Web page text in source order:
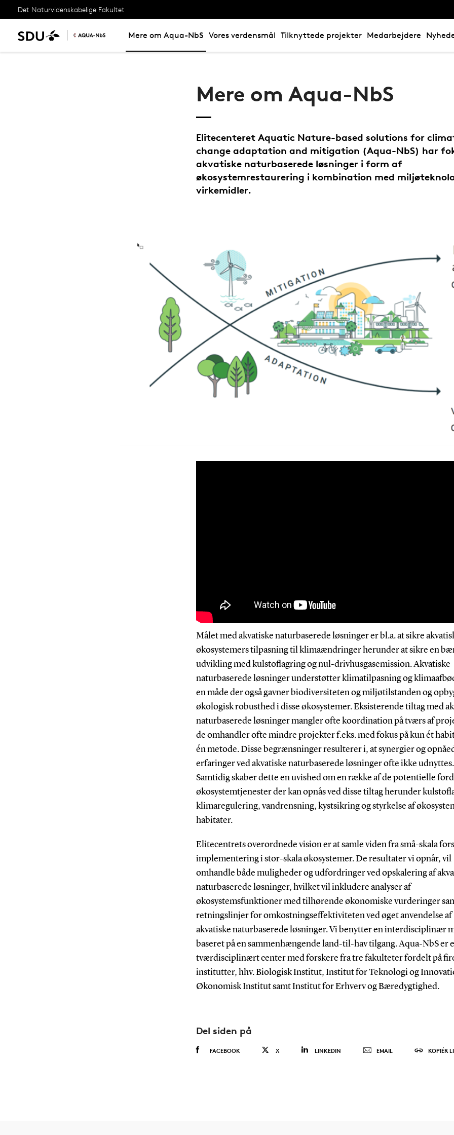
Det Naturvidenskabelige Fakultet
Mere om Aqua-NbS Vores verdensmål Tilknyttede projekter Medarbejdere
Mere om Aqua-NbS
Elitecenteret Aquatic Nature-based solutions for
change adaptation and mitigation (Aqua-NbS) har
akvatiske naturbaserede løsninger i form af
økosystemrestaurering i kombination med
virkemidler.
Målet med akvatiske naturbaserede løsninger er bl.a. at sikre
økosystemers tilpasning til klimaændringer herunder at sikre en
udvikling med kulstoflagring og nul-drivhusgasemission. Akvatiske
naturbaserede løsninger understøtter klimatilpasning og
en måde der også gavner biodiversiteten og miljøtilstanden og
økologisk robusthed i disse økosystemer. Eksisterende tiltag med
naturbaserede løsninger mangler ofte koordination på tværs af
de omhandler ofte mindre projekter f.eks. med fokus på kun ét
én metode. Disse begrænsninger resulterer i, at synergier og
erfaringer ved akvatiske naturbaserede løsninger ofte ikke udnyttes.
Samtidig skaber dette en uvished om en række af de potentielle
økosystemtjenester der kan opnås ved disse tiltag herunder
klimaregulering, vandrensning, kystsikring og styrkelse af
habitater.
Elitecentrets overordnede vision er at samle viden fra små-skala
implementering i stor-skala økosystemer. De resultater vi opnår, vil
omhandle både muligheder og udfordringer ved opskalering af
naturbaserede løsninger, hvilket vil inkludere analyser af
økosystemsfunktioner med tilhørende økonomiske vurderinger
retningslinjer for omkostningseffektiviteten ved øget anvendelse af
akvatiske naturbaserede løsninger. Vi benytter en interdisciplinær
baseret på en sammenhængende land-til-hav tilgang. Aqua-NbS er
tværdisciplinært center med forskere fra tre fakulteter fordelt på
institutter, hhv. Biologisk Institut, Institut for Teknologi og
Økonomisk Institut samt Institut for Erhverv og Bæredygtighed.
Del siden på
FACEBOOK X LINKEDIN EMAIL KOPIÉR